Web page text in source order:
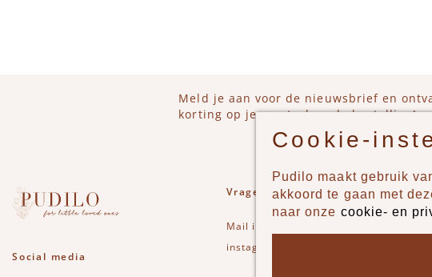
Meld je aan voor de nieuwsbrief en
korting op je eerstvolgende bestelling!
Social media
Vragen of opmerkingen?
Mail info@pudilo.nl
instagram
Cookie-
Pudilo maakt gebruik
akkoord te gaan met
naar onze cookie- en